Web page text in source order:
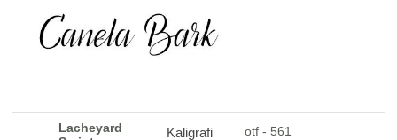
Lacheyard
Kaligrafi
otf - 561